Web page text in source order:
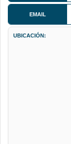
EMAIL
UBICACIÓN: